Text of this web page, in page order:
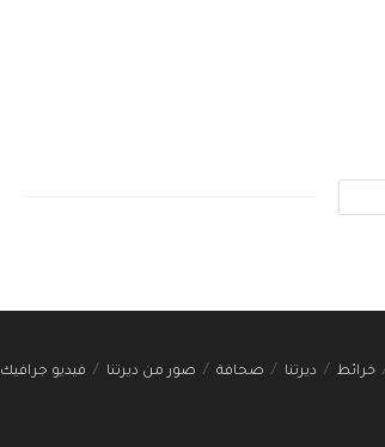
خرائط ديرتنا صحافة صور من ديرتنا فيديو جرافيك